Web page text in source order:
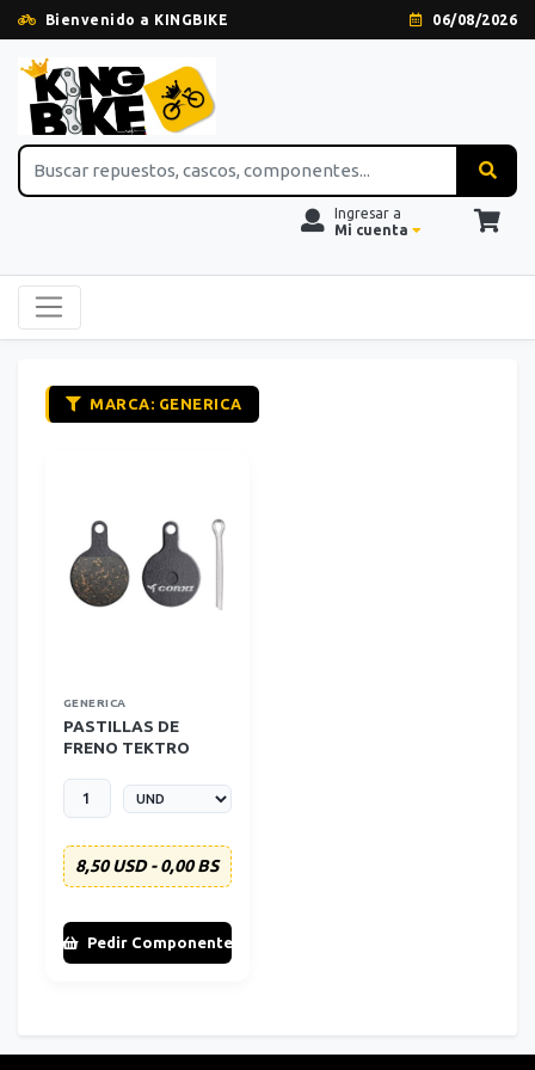
Bienvenido a KINGBIKE 06/08/2026
Ingresar a
Mi cuenta
MARCA: GENERICA
GENERICA
PASTILLAS DE
FRENO TEKTRO
8,50 USD - 0,00 BS
Pedir Componente